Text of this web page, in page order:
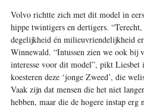
Volvo richtte zich met dit model in
hippe twintigers en dertigers.
degelijkheid én milieuvriendelijkheid
Winnewald. “Intussen zien we ook bij
interesse voor dit model”, pikt Liesbet
koesteren deze ‘jonge Zweed’, die
Vaak zijn dat mensen die het niet
hebben, maar die de hogere instap erg